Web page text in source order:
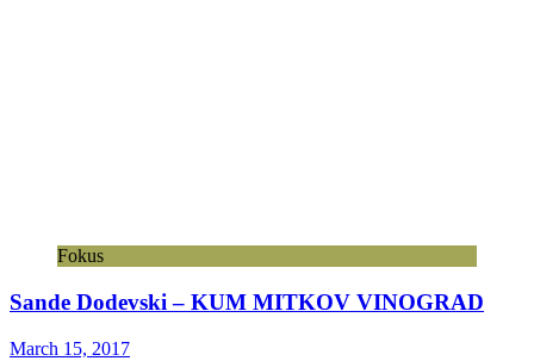
Fokus
Sande Dodevski – KUM MITKOV VINOGRAD
March 15, 2017